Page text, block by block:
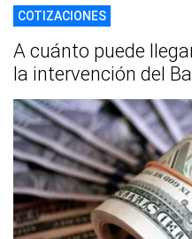
COTIZACIONES
A cuánto puede
la intervención del